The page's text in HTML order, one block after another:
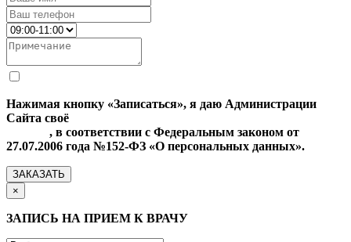
Нажимая кнопку «Записаться», я даю Администрации
Сайта своё
, в соответствии с Федеральным законом от
27.07.2006 года №152-ФЗ «О персональных данных».
ЗАКАЗАТЬ
×
ЗАПИСЬ НА ПРИЕМ К ВРАЧУ